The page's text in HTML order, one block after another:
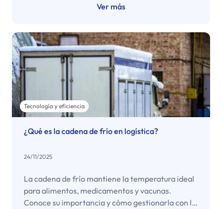
Ver más
Tecnología y eficiencia
¿Qué es la cadena de frío en logística?
24/11/2025
La cadena de frío mantiene la temperatura ideal
para alimentos, medicamentos y vacunas.
Conoce su importancia y cómo gestionarla con la